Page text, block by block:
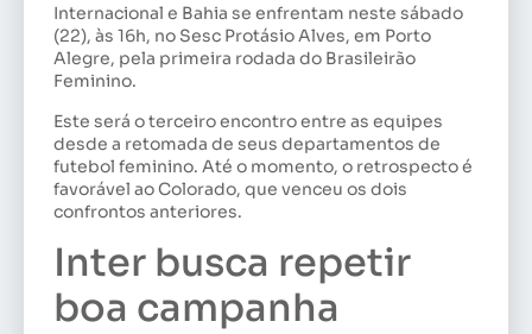
Internacional e Bahia se enfrentam neste sábado
(22), às 16h, no Sesc Protásio Alves, em Porto
Alegre, pela primeira rodada do Brasileirão
Feminino.
Este será o terceiro encontro entre as equipes
desde a retomada de seus departamentos de
futebol feminino. Até o momento, o retrospecto é
favorável ao Colorado, que venceu os dois
confrontos anteriores.
Inter busca repetir
boa campanha